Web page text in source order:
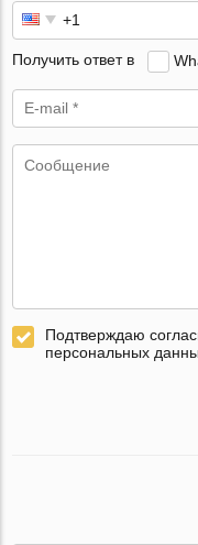
Получить ответ в
Подтверждаю
персональных